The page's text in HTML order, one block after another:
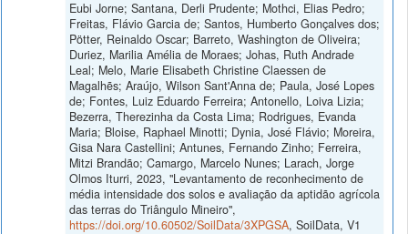
Eubi Jorne; Santana, Derli Prudente; Mothci, Elias Pedro;
Freitas, Flávio Garcia de; Santos, Humberto Gonçalves dos;
Pötter, Reinaldo Oscar; Barreto, Washington de Oliveira;
Duriez, Marilia Amélia de Moraes; Johas, Ruth Andrade
Leal; Melo, Marie Elisabeth Christine Claessen de
Magalhẽs; Araújo, Wilson Sant'Anna de; Paula, José Lopes
de; Fontes, Luiz Eduardo Ferreira; Antonello, Loiva Lizia;
Bezerra, Therezinha da Costa Lima; Rodrigues, Evanda
Maria; Bloise, Raphael Minotti; Dynia, José Flávio; Moreira,
Gisa Nara Castellini; Antunes, Fernando Zinho; Ferreira,
Mitzi Brandão; Camargo, Marcelo Nunes; Larach, Jorge
Olmos Iturri, 2023, "Levantamento de reconhecimento de
média intensidade dos solos e avaliação da aptidão agrícola
das terras do Triângulo Mineiro",
https://doi.org/10.60502/SoilData/3XPGSA, SoilData, V1